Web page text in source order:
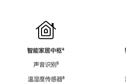
智能家居中枢脚
⁴
声音识别脚
⁵
温湿度传感器脚
⁶